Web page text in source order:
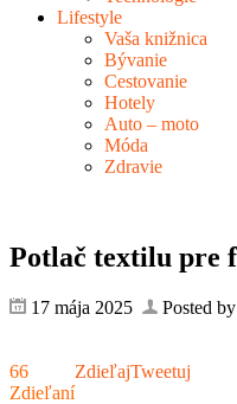
Lifestyle
Vaša knižnica
Bývanie
Cestovanie
Hotely
Auto – moto
Móda
Zdravie
Potlač textilu pre
17 mája 2025 Posted
66
Zdieľaní
ZdieľajTweetuj